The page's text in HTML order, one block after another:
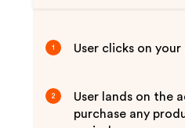
1 User clicks on
2
User lands on the
purchase any